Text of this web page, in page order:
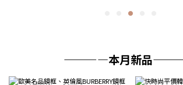
————本月新品